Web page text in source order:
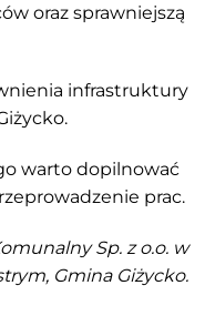
oraz sprawniejszą
infrastruktury
warto dopilnować
prac.
Sp. z o.o. w
Gmina Giżycko.